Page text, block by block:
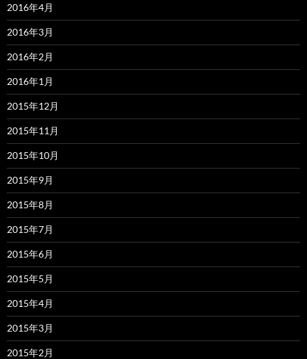
2016年4月
2016年3月
2016年2月
2016年1月
2015年12月
2015年11月
2015年10月
2015年9月
2015年8月
2015年7月
2015年6月
2015年5月
2015年4月
2015年3月
2015年2月